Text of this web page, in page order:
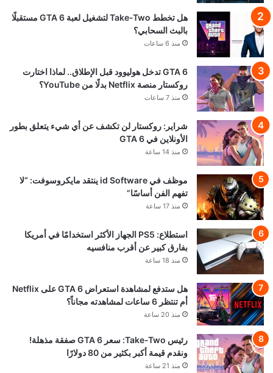
هل تخطط Take-Two لتشغيل لعبة GTA 6 مستقبلًا
بالبث السحابي؟
منذ 6 ساعات
GTA 6 تدخل هوليوود قبل الإطلاق.. لماذا اختارت
روكستار منصة Netflix بدلًا من YouTube؟
منذ 7 ساعات
شراير: روكستار لن تكشف عن أي شيء يتعلق بطور
الأونلاين في GTA 6
منذ 14 ساعة
موظف في id Software ينتقد مايكروسوفت: “لا
تفهم الفن أساسًا”
منذ 17 ساعة
استطلاع: PS5 الجهاز الأكثر استخدامًا في أمريكا
بفارق كبير عن أقرب منافسيه
منذ 18 ساعة
هل ستدفع لمشاهدة استعراض GTA 6 على Netflix
أم تنتظر 6 ساعات لمشاهدته مجاناً؟
منذ 20 ساعة
رئيس Take-Two: سعر GTA 6 صفقة مذهلة!
ونقدم قيمة أكبر بكثير من 80 دولارًا
منذ 21 ساعة